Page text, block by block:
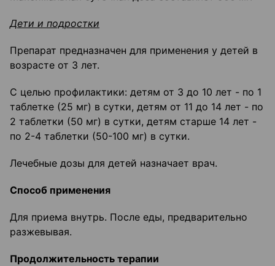
Дети и подростки
Препарат предназначен для применения у детей в
возрасте от 3 лет.
С целью профилактики: детям от 3 до 10 лет - по 1
таблетке (25 мг) в сутки, детям от 11 до 14 лет - по
2 таблетки (50 мг) в сутки, детям старше 14 лет -
по 2-4 таблетки (50-100 мг) в сутки.
Лечебные дозы для детей назначает врач.
Способ применения
Для приема внутрь. После еды, предварительно
разжевывая.
Продолжительность терапии